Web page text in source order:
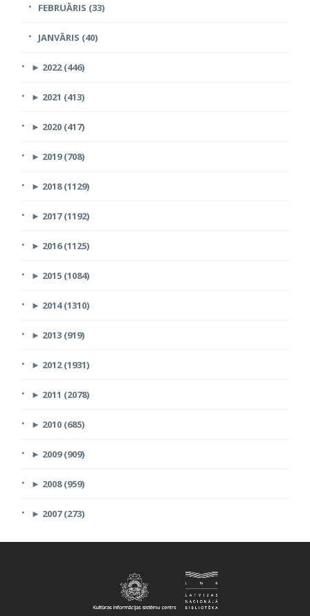
FEBRUĀRIS (33)
JANVĀRIS (40)
► 2022 (446)
► 2021 (413)
► 2020 (417)
► 2019 (708)
► 2018 (1129)
► 2017 (1192)
► 2016 (1125)
► 2015 (1084)
► 2014 (1310)
► 2013 (919)
► 2012 (1931)
► 2011 (2078)
► 2010 (685)
► 2009 (909)
► 2008 (959)
► 2007 (273)